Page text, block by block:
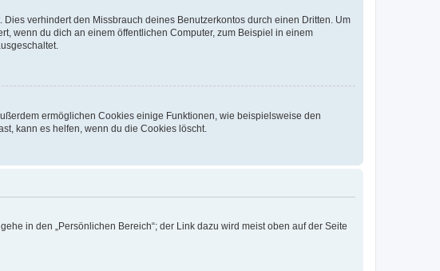
verhindert den Missbrauch deines Benutzerkontos durch einen Dritten. Um
wenn du dich an einem öffentlichen Computer, zum Beispiel in einem
ermöglichen Cookies einige Funktionen, wie beispielsweise den
kann es helfen, wenn du die Cookies löscht.
in den „Persönlichen Bereich“; der Link dazu wird meist oben auf der Seite